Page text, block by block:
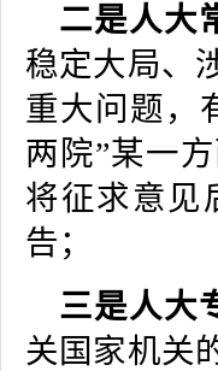
二是人大
稳定大局、
重大问题，
两院”某一
将征求意见
告；
三是人大
关国家机关